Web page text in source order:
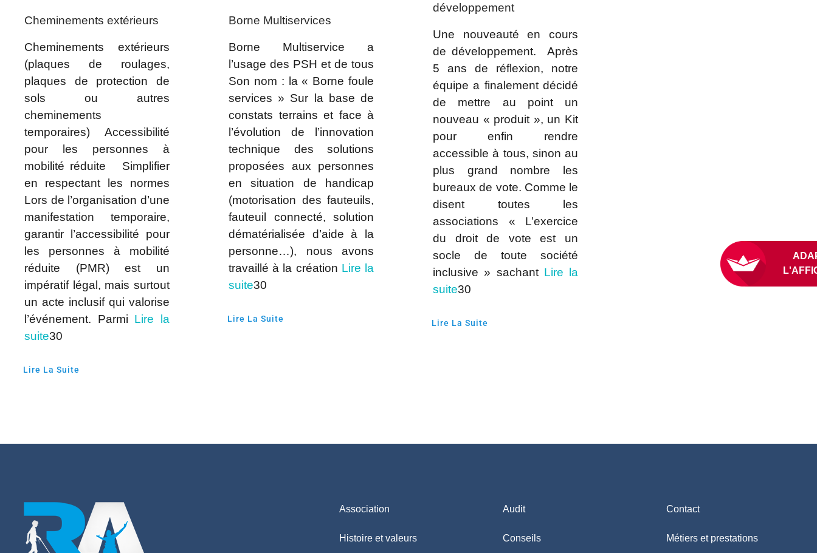
Cheminements extérieurs
Cheminements extérieurs
(plaques de roulages,
plaques de protection de
sols ou autres
cheminements
temporaires) Accessibilité
pour les personnes à
mobilité réduite Simplifier
en respectant les normes
Lors de l’organisation d’une
manifestation temporaire,
garantir l’accessibilité pour
les personnes à mobilité
réduite (PMR) est un
impératif légal, mais surtout
un acte inclusif qui valorise
l’événement. Parmi Lire la
suite30
Lire La Suite
Borne Multiservices
Borne Multiservice a
l’usage des PSH et de tous
Son nom : la « Borne foule
services » Sur la base de
constats terrains et face à
l’évolution de l’innovation
technique des solutions
proposées aux personnes
en situation de handicap
(motorisation des fauteuils,
fauteuil connecté, solution
dématérialisée d’aide à la
personne…), nous avons
travaillé à la création Lire la
suite30
Lire La Suite
développement
Une nouveauté en cours
de développement. Après
5 ans de réflexion, notre
équipe a finalement décidé
de mettre au point un
nouveau « produit », un Kit
pour enfin rendre
accessible à tous, sinon au
plus grand nombre les
bureaux de vote. Comme le
disent toutes les
associations « L’exercice
du droit de vote est un
socle de toute société
inclusive » sachant Lire la
suite30
Lire La Suite
Association
Histoire et valeurs
Audit
Conseils
Contact
Métiers et prestations